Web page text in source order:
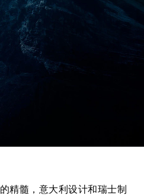
精髓，意大利设计和瑞士制